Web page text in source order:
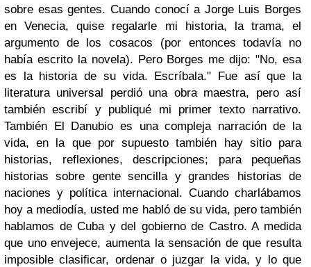
sobre esas gentes. Cuando conocí a Jorge Luis Borges
en Venecia, quise regalarle mi historia, la trama, el
argumento de los cosacos (por entonces todavía no
había escrito la novela). Pero Borges me dijo: "No, esa
es la historia de su vida. Escríbala." Fue así que la
literatura universal perdió una obra maestra, pero así
también escribí y publiqué mi primer texto narrativo.
También El Danubio es una compleja narración de la
vida, en la que por supuesto también hay sitio para
historias, reflexiones, descripciones; para pequeñas
historias sobre gente sencilla y grandes historias de
naciones y política internacional. Cuando charlábamos
hoy a mediodía, usted me habló de su vida, pero también
hablamos de Cuba y del gobierno de Castro. A medida
que uno envejece, aumenta la sensación de que resulta
imposible clasificar, ordenar o juzgar la vida, y lo que